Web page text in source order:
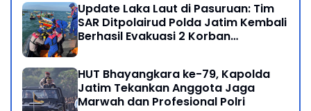
Update Laka Laut di Pasuruan: Tim
SAR Ditpolairud Polda Jatim Kembali
Berhasil Evakuasi 2 Korban
HUT Bhayangkara ke-79, Kapolda
Jatim Tekankan Anggota Jaga
Marwah dan Profesional Polri